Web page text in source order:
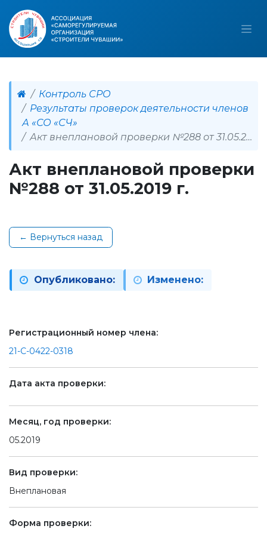
Контроль СРО
Результаты проверок деятельности членов
А «СО «СЧ»
Акт внеплановой проверки №288 от 31.05.2019 г.
Акт внеплановой проверки
№288 от 31.05.2019 г.
← Вернуться назад
Опубликовано: Изменено:
Регистрационный номер члена:
21-С-0422-0318
Дата акта проверки:
Месяц, год проверки:
05.2019
Вид проверки:
Внеплановая
Форма проверки: